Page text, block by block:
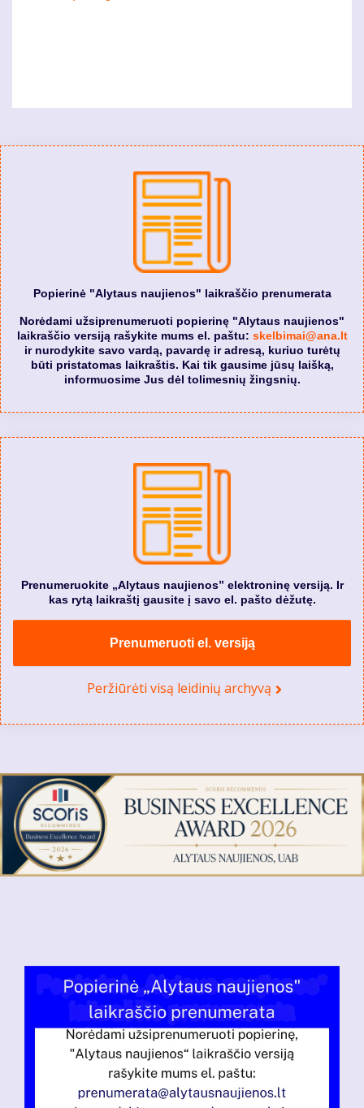
Popierinė "Alytaus naujienos" laikraščio prenumerata
Norėdami užsiprenumeruoti popierinę "Alytaus naujienos"
laikraščio versiją rašykite mums el. paštu: skelbimai@ana.lt
ir nurodykite savo vardą, pavardę ir adresą, kuriuo turėtų
būti pristatomas laikraštis. Kai tik gausime jūsų laišką,
informuosime Jus dėl tolimesnių žingsnių.
Prenumeruokite „Alytaus naujienos” elektroninę versiją. Ir
kas rytą laikraštį gausite į savo el. pašto dėžutę.
Prenumeruoti el. versiją
Peržiūrėti visą leidinių archyvą